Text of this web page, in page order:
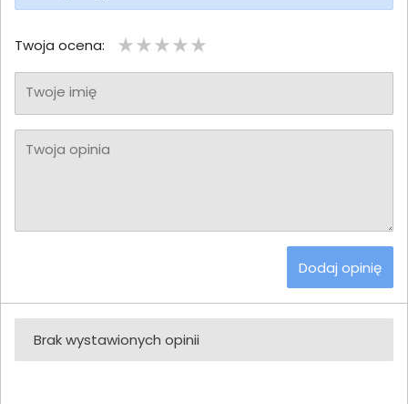
Twoja ocena:
Twoje imię
Twoja opinia
Dodaj opinię
Brak wystawionych opinii